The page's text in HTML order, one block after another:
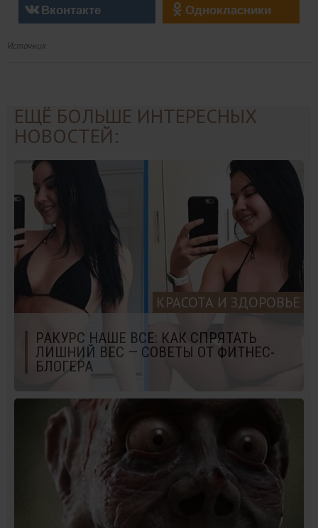
Вконтакте
Однокласники
Источник
ЕЩЁ БОЛЬШЕ ИНТЕРЕСНЫХ
НОВОСТЕЙ:
КРАСОТА И ЗДОРОВЬЕ
РАКУРС НАШЕ ВСЕ: КАК СПРЯТАТЬ
ЛИШНИЙ ВЕС — СОВЕТЫ ОТ ФИТНЕС-
БЛОГЕРА